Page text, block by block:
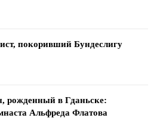
покоривший Бундеслигу
рожденный в Гданьске:
Альфреда Флатова